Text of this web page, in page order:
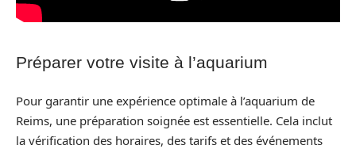
Préparer votre visite à l’aquarium
Pour garantir une expérience optimale à l’aquarium de
Reims, une préparation soignée est essentielle. Cela inclut
la vérification des horaires, des tarifs et des événements